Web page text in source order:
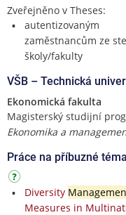
Zveřejněno v Theses:
autentizovaným
zaměstnancům ze
školy/fakulty
VŠB – Technická
Ekonomická fakulta
Magisterský studijní
Ekonomika a
Práce na příbuzné téma
Diversity
Measures in